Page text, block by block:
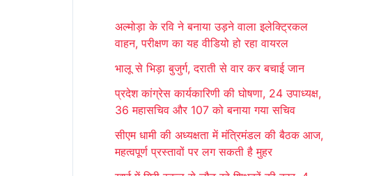
c
o
अल्मोड़ा के रवि ने बनाया उड़ने वाला इलेक्ट्रिकल
वाहन, परीक्षण का यह वीडियो हो रहा वायरल
भालू से भिड़ा बुजुर्ग, दराती से वार कर बचाई जान
प्रदेश कांग्रेस कार्यकारिणी की घोषणा, 24 उपाध्यक्ष,
36 महासचिव और 107 को बनाया गया सचिव
सीएम धामी की अध्यक्षता में मंत्रिमंडल की बैठक आज,
महत्वपूर्ण प्रस्तावों पर लग सकती है मुहर